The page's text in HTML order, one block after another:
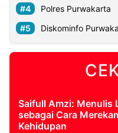
Polres Purwakarta
Diskominfo
Saifull Amzi: Menulis
sebagai Cara
Kehidupan